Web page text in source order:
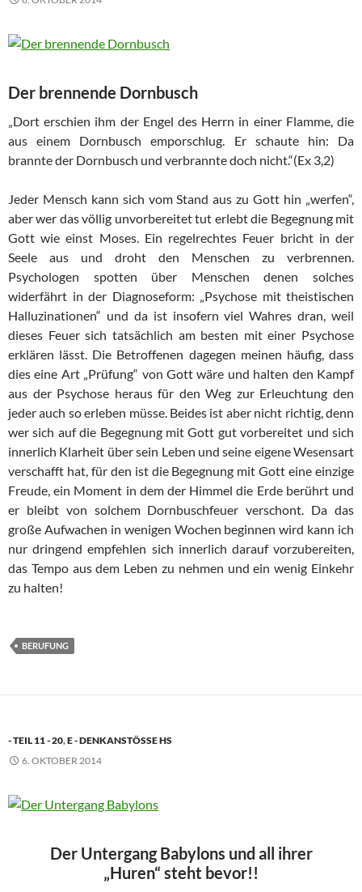
Der brennende Dornbusch
„Dort erschien ihm der Engel des Herrn in einer Flamme, die
aus einem Dornbusch emporschlug. Er schaute hin: Da
brannte der Dornbusch und verbrannte doch nicht.“(Ex 3,2)
Jeder Mensch kann sich vom Stand aus zu Gott hin „werfen“,
aber wer das völlig unvorbereitet tut erlebt die Begegnung mit
Gott wie einst Moses. Ein regelrechtes Feuer bricht in der
Seele aus und droht den Menschen zu verbrennen.
Psychologen spotten über Menschen denen solches
widerfährt in der Diagnoseform: „Psychose mit theistischen
Halluzinationen“ und da ist insofern viel Wahres dran, weil
dieses Feuer sich tatsächlich am besten mit einer Psychose
erklären lässt. Die Betroffenen dagegen meinen häufig, dass
dies eine Art „Prüfung“ von Gott wäre und halten den Kampf
aus der Psychose heraus für den Weg zur Erleuchtung den
jeder auch so erleben müsse. Beides ist aber nicht richtig, denn
wer sich auf die Begegnung mit Gott gut vorbereitet und sich
innerlich Klarheit über sein Leben und seine eigene Wesensart
verschafft hat, für den ist die Begegnung mit Gott eine einzige
Freude, ein Moment in dem der Himmel die Erde berührt und
er bleibt von solchem Dornbuschfeuer verschont. Da das
große Aufwachen in wenigen Wochen beginnen wird kann ich
nur dringend empfehlen sich innerlich darauf vorzubereiten,
das Tempo aus dem Leben zu nehmen und ein wenig Einkehr
zu halten!
BERUFUNG
- TEIL 11 - 20,E - DENKANSTÖSSE HS
6. OKTOBER 2014
Der Untergang Babylons und all ihrer
„Huren“ steht bevor!!